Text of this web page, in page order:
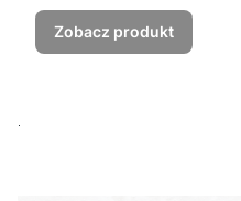
Zobacz produkt